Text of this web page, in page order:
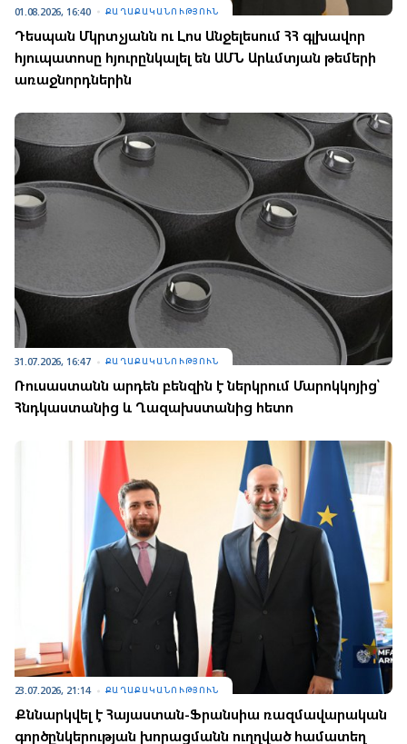
01.08.2026, 16:40 ՔԱՂԱՔԱԿԱՆՈՒԹՅՈՒՆ
Դեսպան Մկրտչյանն ու Լոս Անջելեսում ՀՀ գլխավոր
հյուպատոսը հյուրընկալել են ԱՄՆ Արևմտյան թեմերի
առաջնորդներին
31.07.2026, 16:47 ՔԱՂԱՔԱԿԱՆՈՒԹՅՈՒՆ
Ռուսաստանն արդեն բենզին է ներկրում Մարոկկոյից՝
Հնդկաստանից և Ղազախստանից հետո
23.07.2026, 21:14 ՔԱՂԱՔԱԿԱՆՈՒԹՅՈՒՆ
Քննարկվել է Հայաստան-Ֆրանսիա ռազմավարական
գործընկերության խորացմանն ուղղված համատեղ